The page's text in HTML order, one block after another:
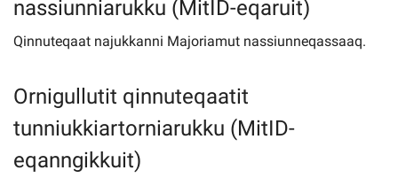
nassiunniarukku (MitID-eqaruit)
Qinnuteqaat najukkanni Majoriamut nassiunneqassaaq.
Ornigullutit qinnuteqaatit
tunniukkiartorniarukku (MitID-
eqanngikkuit)